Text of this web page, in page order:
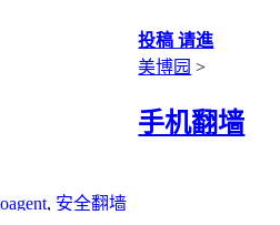
投稿 请進
美博园 >
手机翻墙
, 安全翻墙